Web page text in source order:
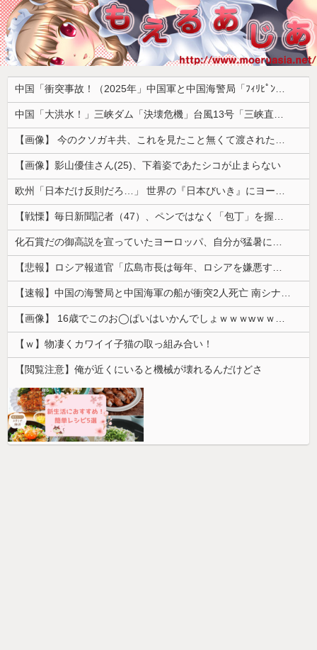
中国「衝突事故！（2025年」中国軍と中国海警局「ﾌｨﾘﾋﾟﾝ船の追跡中に衝突！（8/11」中国「2人死亡」中国政府「1年間隠蔽」日本「隠蔽された事実報道！（2026年」→
中国「大洪水！」三峡ダム「決壊危機」台風13号「三峡直撃確定」日本「最も強い勢力で接近！（伊勢湾台風級」台風13号と15号「中国本土でぶつかり合う（前代未聞」→
【画像】 今のクソガキ共、これを見たこと無くて渡されたらパニクるらしいｗｗｗｗｗｗｗｗｗｗｗｗｗ
【画像】影山優佳さん(25)、下着姿であたシコが止まらない
欧州「日本だけ反則だろ…」 世界の『日本びいき』にヨーロッパ全土から不満の声
【戦慄】毎日新聞記者（47）、ペンではなく「包丁」を握ってしまった結果・・・・・
化石賞だの御高説を宣っていたヨーロッパ、自分が猛暑に襲われると為すすべべもなくダメージを受けてしまい……
【悲報】ロシア報道官「広島市長は毎年、ロシアを嫌悪する『偽りの呪文』を繰り返し、日本人をゾンビ化させている」と主張
【速報】中国の海警局と中国海軍の船が衝突2人死亡 南シナ海でフィリピン船を追跡中
【画像】 16歳でこのお◯ぱいはいかんでしょｗｗｗwｗｗｗｗｗｗｗｗ❤
【ｗ】物凄くカワイイ子猫の取っ組み合い！
【閲覧注意】俺が近くにいると機械が壊れるんだけどさ